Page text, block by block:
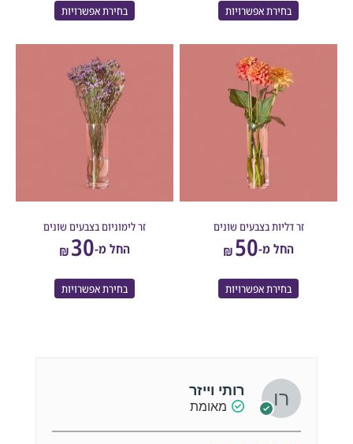
בחירת אפשרויות בחירת אפשרויות
זר דליות בצבעים שונים
₪50
בחירת אפשרויות
זר לימוניום בצבעים שונים
₪30
בחירת אפשרויות
רותי וייזר
מאומת